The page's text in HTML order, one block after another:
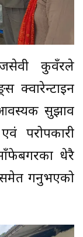
कुवँरले
क्वारेन्टाइन
सुझाव
परोपकारी
धेरै
गर्नुभएको